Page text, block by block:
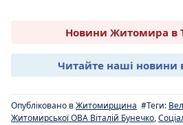
Новини Житомира в
Читайте наші новини
Опубліковано вЖитомирщина #Теги:
Житомирської ОВА Віталій Бунечко,